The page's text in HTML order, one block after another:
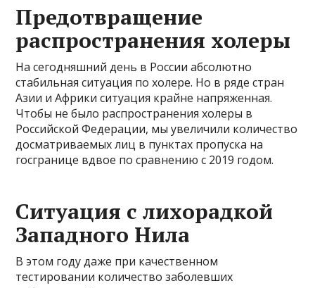
Предотвращение
распространения холеры
На сегодняшний день в России абсолютно
стабильная ситуация по холере. Но в ряде стран
Азии и Африки ситуация крайне напряженная.
Чтобы не было распространения холеры в
Российской Федерации, мы увеличили количество
досматриваемых лиц в пунктах пропуска на
госгранице вдвое по сравнению с 2019 годом.
Ситуация с лихорадкой
Западного Нила
В этом году даже при качественном
тестировании количество заболевших